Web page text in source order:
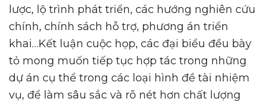
lược, lộ trình phát triển, các hướng nghiên cứu
chính, chính sách hỗ trợ, phương án triển
khai…Kết luận cuộc họp, các đại biểu đều bày
tỏ mong muốn tiếp tục hợp tác trong những
dự án cụ thể trong các loại hình đề tài nhiệm
vụ, để làm sâu sắc và rõ nét hơn chất lượng